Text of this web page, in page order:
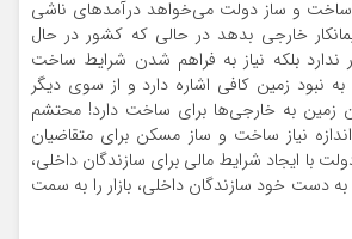
و ساز دولت می‌خواهد درآمد‌های ناشی
خارجی بدهد در حالی که کشور در حال
ندارد بلکه نیاز به فراهم شدن شرایط ساخت
نبود زمین کافی اشاره دارد و از سوی دیگر
زمین به خارجی‌ها برای ساخت دارد! محتشم
اندازه نیاز ساخت و ساز مسکن برای متقاضیان
ایجاد شرایط مالی برای سازندگان داخلی،
دست خود سازندگان داخلی، بازار را به سمت